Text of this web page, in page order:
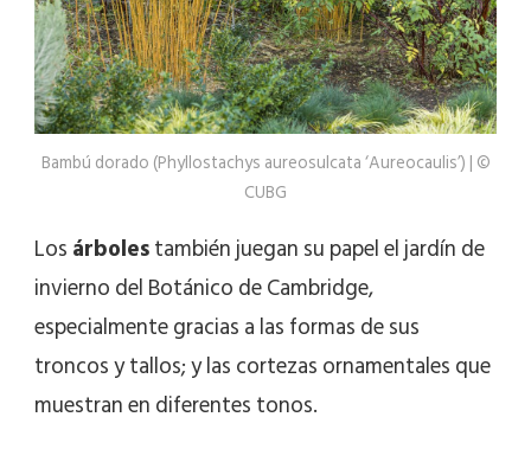
Bambú dorado (Phyllostachys aureosulcata ‘Aureocaulis’) | ©
CUBG
Losárbolestambién juegan su papel el jardín de
invierno del Botánico de Cambridge,
especialmente gracias a las formas de sus
troncos y tallos; y las cortezas ornamentales que
muestran en diferentes tonos.